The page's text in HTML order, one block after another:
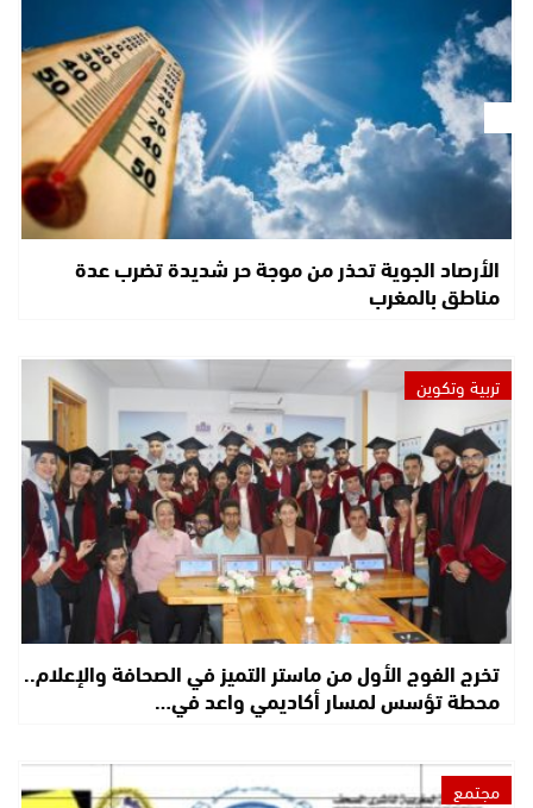
الأرصاد الجوية تحذر من موجة حر شديدة تضرب عدة
مناطق بالمغرب
تربية وتكوين
تخرج الفوج الأول من ماستر التميز في الصحافة والإعلام..
محطة تؤسس لمسار أكاديمي واعد في…
مجتمع